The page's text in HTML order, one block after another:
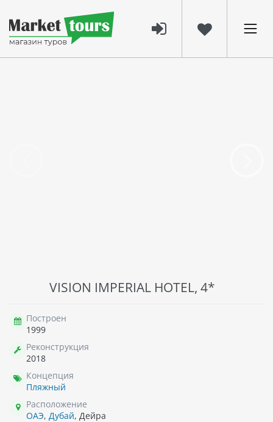
VISION IMPERIAL HOTEL, 4*
Построен
1999
Реконструкция
2018
Концепция
Пляжный
Расположение
ОАЭ, Дубай, Дейра